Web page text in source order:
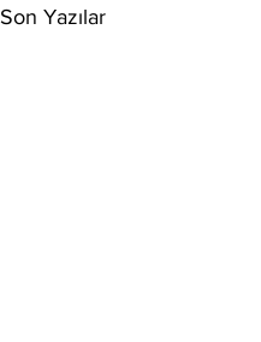
Son Yazılar